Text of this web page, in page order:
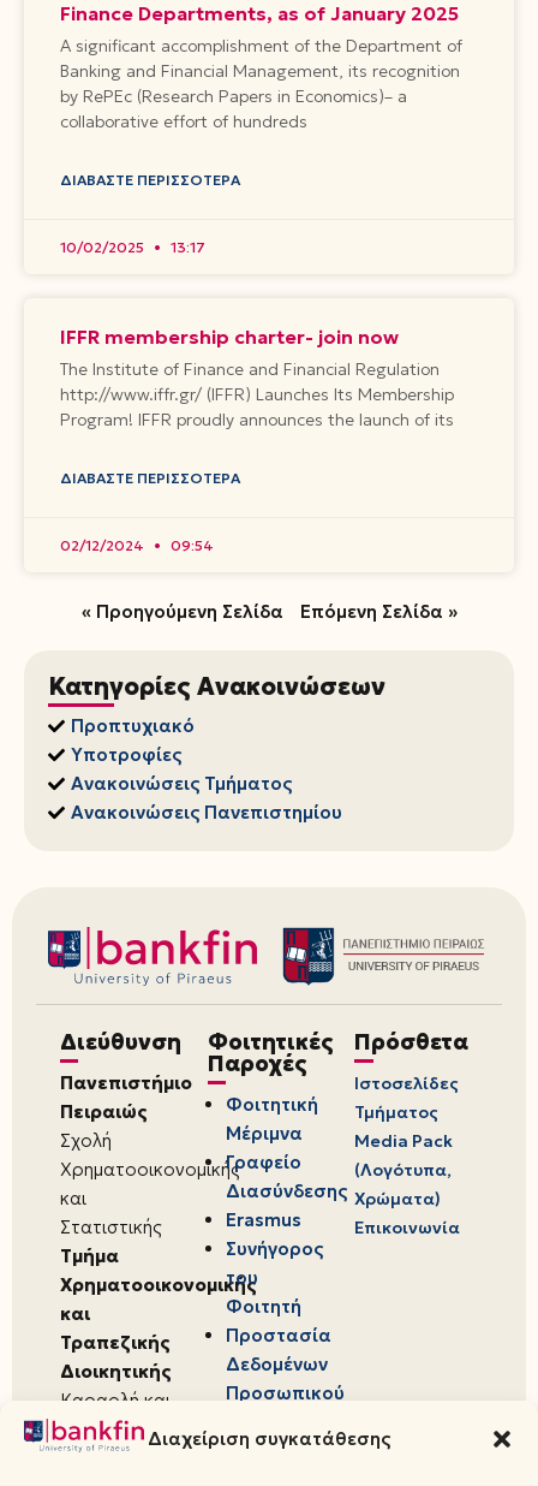
Διαχείριση συγκατάθεσης
Finance Departments, as of January 2025
A significant accomplishment of the Department of
Banking and Financial Management, its recognition
by RePEc (Research Papers in Economics)– a
collaborative effort of hundreds
ΔΙΑΒΆΣΤΕ ΠΕΡΙΣΣΌΤΕΡΑ
10/02/2025 13:17
IFFR membership charter- join now
The Institute of Finance and Financial Regulation
http://www.iffr.gr/ (IFFR) Launches Its Membership
Program! IFFR proudly announces the launch of its
ΔΙΑΒΆΣΤΕ ΠΕΡΙΣΣΌΤΕΡΑ
02/12/2024 09:54
« Προηγούμενη Σελίδα Επόμενη Σελίδα »
Κατηγορίες Ανακοινώσεων
Προπτυχιακό
Υποτροφίες
Ανακοινώσεις Τμήματος
Ανακοινώσεις Πανεπιστημίου
Διεύθυνση
Πανεπιστήμιο
Πειραιώς
Σχολή
Χρηματοοικονομικής
και
Στατιστικής
Τμήμα
Χρηματοοικονομικής
και
Τραπεζικής
Διοικητικής
Καραολή και
Δημητρίου 80,
18534,
Φοιτητικές
Παροχές
Φοιτητική
Μέριμνα
Γραφείο
Διασύνδεσης
Erasmus
Συνήγορος
του
Φοιτητή
Προστασία
Δεδομένων
Προσωπικού
Πρόσθετα
Ιστοσελίδες
Τμήματος
Media Pack
(Λογότυπα,
Χρώματα)
Επικοινωνία